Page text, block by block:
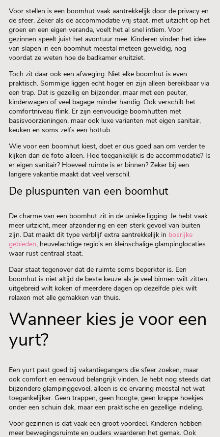
Voor stellen is een boomhut vaak aantrekkelijk door de privacy en
de sfeer. Zeker als de accommodatie vrij staat, met uitzicht op het
groen en een eigen veranda, voelt het al snel intiem. Voor
gezinnen speelt juist het avontuur mee. Kinderen vinden het idee
van slapen in een boomhut meestal meteen geweldig, nog
voordat ze weten hoe de badkamer eruitziet.
Toch zit daar ook een afweging. Niet elke boomhut is even
praktisch. Sommige liggen echt hoger en zijn alleen bereikbaar via
een trap. Dat is gezellig en bijzonder, maar met een peuter,
kinderwagen of veel bagage minder handig. Ook verschilt het
comfortniveau flink. Er zijn eenvoudige boomhutten met
basisvoorzieningen, maar ook luxe varianten met eigen sanitair,
keuken en soms zelfs een hottub.
Wie voor een boomhut kiest, doet er dus goed aan om verder te
kijken dan de foto alleen. Hoe toegankelijk is de accommodatie? Is
er eigen sanitair? Hoeveel ruimte is er binnen? Zeker bij een
langere vakantie maakt dat veel verschil.
De pluspunten van een boomhut
De charme van een boomhut zit in de unieke ligging. Je hebt vaak
meer uitzicht, meer afzondering en een sterk gevoel van buiten
zijn. Dat maakt dit type verblijf extra aantrekkelijk in bosrijke
gebieden, heuvelachtige regio’s en kleinschalige glampinglocaties
waar rust centraal staat.
Daar staat tegenover dat de ruimte soms beperkter is. Een
boomhut is niet altijd de beste keuze als je veel binnen wilt zitten,
uitgebreid wilt koken of meerdere dagen op dezelfde plek wilt
relaxen met alle gemakken van thuis.
Wanneer kies je voor een
yurt?
Een yurt past goed bij vakantiegangers die sfeer zoeken, maar
ook comfort en eenvoud belangrijk vinden. Je hebt nog steeds dat
bijzondere glampinggevoel, alleen is de ervaring meestal net wat
toegankelijker. Geen trappen, geen hoogte, geen krappe hoekjes
onder een schuin dak, maar een praktische en gezellige indeling.
Voor gezinnen is dat vaak een groot voordeel. Kinderen hebben
meer bewegingsruimte en ouders waarderen het gemak. Ook